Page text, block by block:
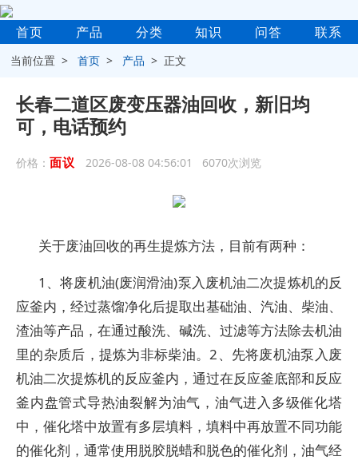
首页 产品 分类 知识 问答 联系
当前位置 >首页 > 产品 > 正文
长春二道区废变压器油回收，新旧均
可，电话预约
价格： 面议 2026-08-08 04:56:01 6070次浏览
关于废油回收的再生提炼方法，目前有两种：
1、将废机油(废润滑油)泵入废机油二次提炼机的反
应釜内，经过蒸馏净化后提取出基础油、汽油、柴油、
渣油等产品，在通过酸洗、碱洗、过滤等方法除去机油
里的杂质后，提炼为非标柴油。2、先将废机油泵入废
机油二次提炼机的反应釜内，通过在反应釜底部和反应
釜内盘管式导热油裂解为油气，油气进入多级催化塔
中，催化塔中放置有多层填料，填料中再放置不同功能
的催化剂，通常使用脱胶脱蜡和脱色的催化剂，油气经